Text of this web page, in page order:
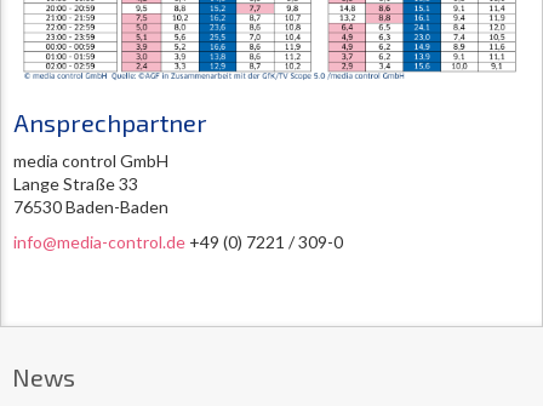
Ansprechpartner
media control GmbH
Lange Straße 33
76530 Baden-Baden
info@media-control.de +49 (0) 7221 / 309-0
News